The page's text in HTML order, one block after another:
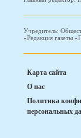
Учредитель:
«Редакция газеты
Карта сайта
О нас
Политика
персональных